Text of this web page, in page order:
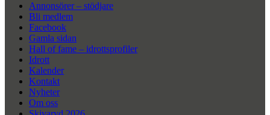
Annonsörer – stödjare
Bli medlem
Facebook
Gamla sidan
Hall of fame – idrottsprofiler
Idrott
Kalender
Kontakt
Nyheter
Om oss